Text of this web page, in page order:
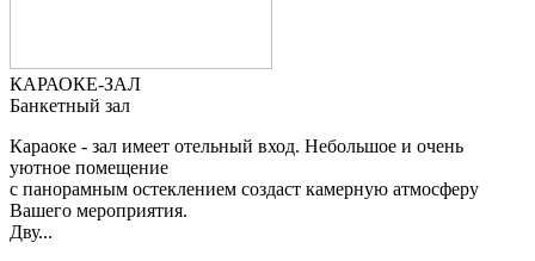
КАРАОКЕ-ЗАЛ
Банкетный зал
Караоке - зал имеет отельный вход. Небольшое и очень
уютное помещение
с панорамным остеклением создаст камерную атмосферу
Вашего мероприятия.
Дву...